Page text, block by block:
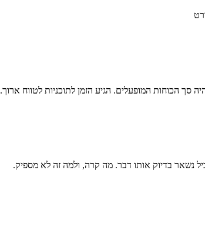
הכוחות המופעלים. הגיע הזמן לתוכניות לטווח ארוך.
נשאר בדיוק אותו דבר. מה קרה, ולמה זה לא מספיק.